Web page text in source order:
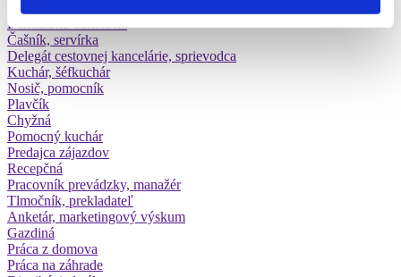
Barman/ka-barista/ka
Čašník, servírka
Delegát cestovnej kancelárie, sprievodca
Kuchár, šéfkuchár
Nosič, pomocník
Plavčík
Chyžná
Pomocný kuchár
Predajca zájazdov
Recepčná
Pracovník prevádzky, manažér
Tlmočník, prekladateľ
Anketár, marketingový výskum
Gazdiná
Práca z domova
Práca na záhrade